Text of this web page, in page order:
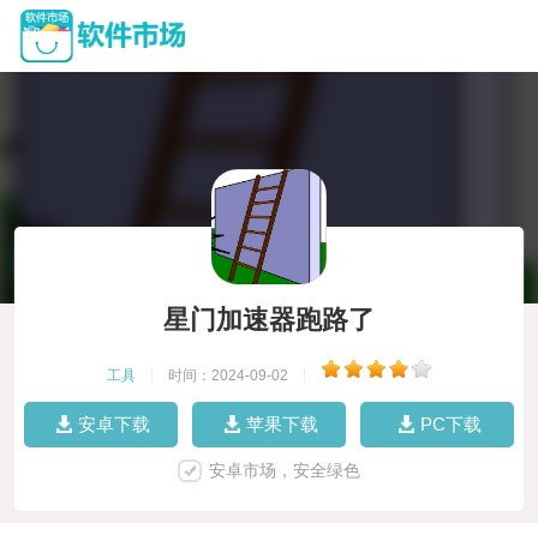
星门加速器跑路了
工具 时间：2024-09-02
安卓下载 苹果下载 PC下载
安卓市场，安全绿色